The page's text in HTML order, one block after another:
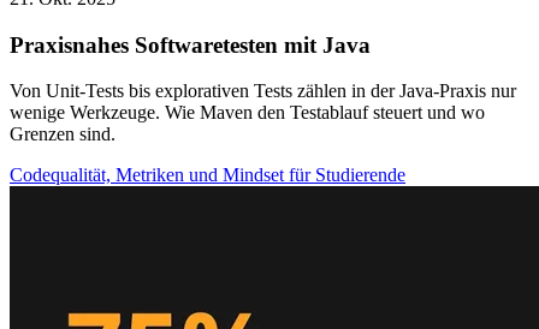
Praxisnahes Softwaretesten mit Java
Von Unit-Tests bis explorativen Tests zählen in der Java-Praxis nur
wenige Werkzeuge. Wie Maven den Testablauf steuert und wo
Grenzen sind.
Codequalität, Metriken und Mindset für Studierende